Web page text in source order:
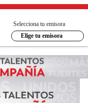
Selecciona tu emisora
Elige tu emisora